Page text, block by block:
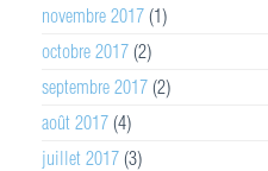
novembre 2017 (1)
octobre 2017 (2)
septembre 2017 (2)
août 2017 (4)
juillet 2017 (3)